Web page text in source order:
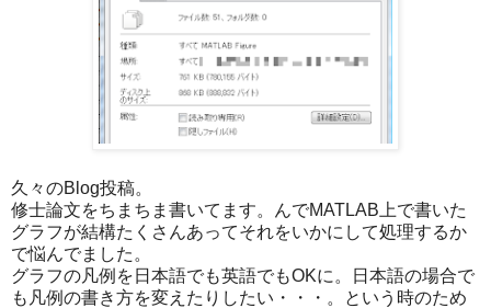
久々のBlog投稿。
修士論文をちまちま書いてます。んでMATLAB上で書いた
グラフが結構たくさんあってそれをいかにして処理するか
で悩んでました。
グラフの凡例を日本語でも英語でもOKに。日本語の場合で
も凡例の書き方を変えたりしたい・・・。という時のため